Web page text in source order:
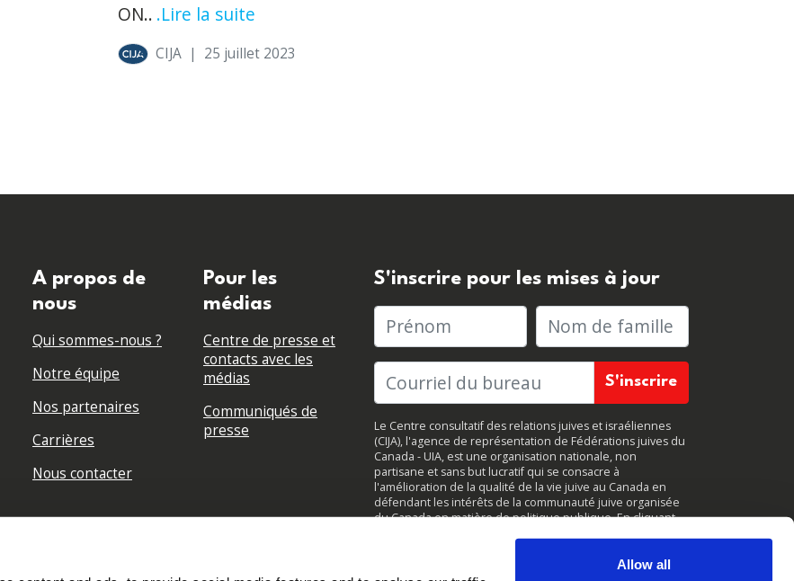
Allow all
ON.. .Lire la suite
CIJA | 25 juillet 2023
A propos de
nous
Qui sommes-nous ?
Notre équipe
Nos partenaires
Carrières
Nous contacter
Pour les
médias
Centre de presse et
contacts avec les
médias
Communiqués de
presse
S'inscrire pour les mises à jour
Prénom Nom de famille
Le Centre consultatif des relations juives et israéliennes
(CIJA), l'agence de représentation de Fédérations juives du
Canada - UIA, est une organisation nationale, non
partisane et sans but lucratif qui se consacre à
l'amélioration de la qualité de la vie juive au Canada en
défendant les intérêts de la communauté juive organisée
du Canada en matière de politique publique. En cliquant